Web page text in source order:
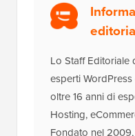
Lo Staff Editoriale
esperti
oltre 16 anni di
Hosting,
Fondato nel